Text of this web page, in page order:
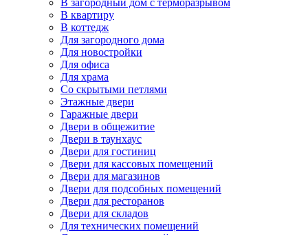
В загородный дом с терморазрывом
В квартиру
В коттедж
Для загородного дома
Для новостройки
Для офиса
Для храма
Со скрытыми петлями
Этажные двери
Гаражные двери
Двери в общежитие
Двери в таунхаус
Двери для гостиниц
Двери для кассовых помещений
Двери для магазинов
Двери для подсобных помещений
Двери для ресторанов
Двери для складов
Для технических помещений